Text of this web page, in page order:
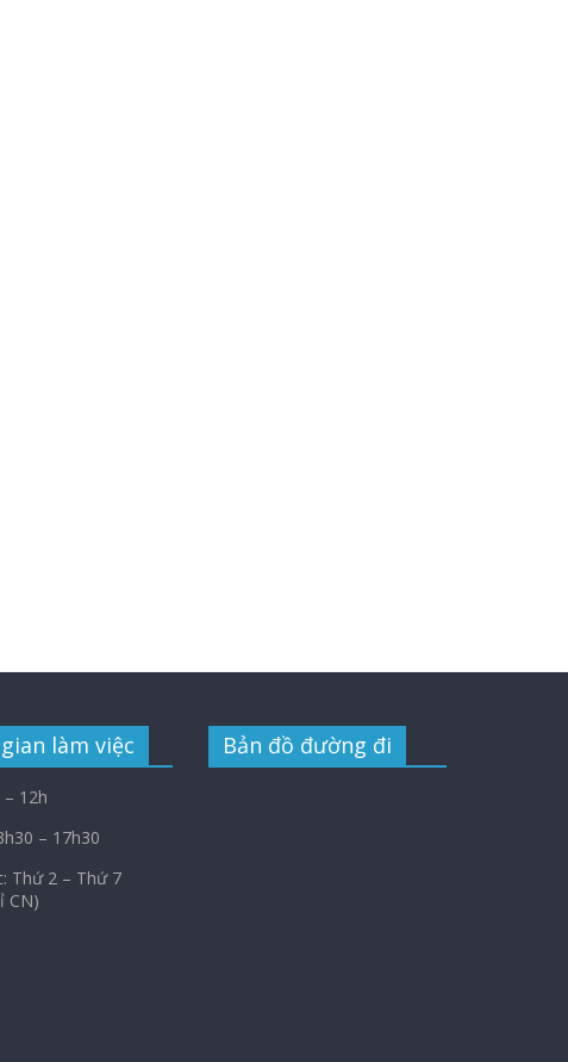
làm việc
– 12h
– 17h30
Thứ 2 – Thứ 7
Bản đồ đường đi